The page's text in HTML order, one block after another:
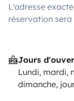
L'adresse
réservation
Jours
Lundi, mardi,
dimanche,